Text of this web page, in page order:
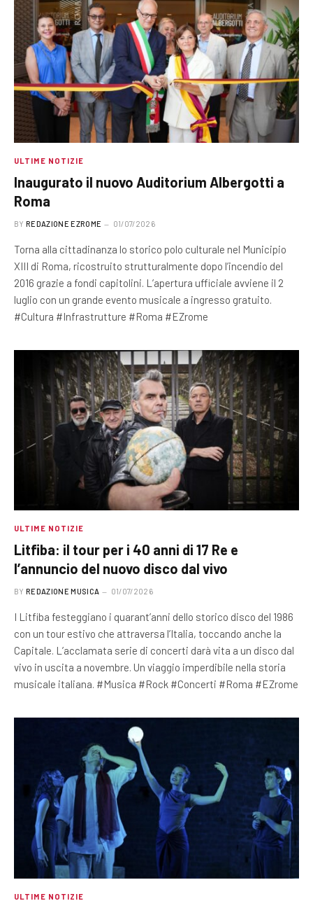
ULTIME NOTIZIE
Inaugurato il nuovo Auditorium Albergotti a
Roma
BY REDAZIONE EZROME 01/07/2026
Torna alla cittadinanza lo storico polo culturale nel Municipio
XIII di Roma, ricostruito strutturalmente dopo l’incendio del
2016 grazie a fondi capitolini. L’apertura ufficiale avviene il 2
luglio con un grande evento musicale a ingresso gratuito.
#Cultura #Infrastrutture #Roma #EZrome
ULTIME NOTIZIE
Litfiba: il tour per i 40 anni di 17 Re e
l’annuncio del nuovo disco dal vivo
BY REDAZIONE MUSICA 01/07/2026
I Litfiba festeggiano i quarant’anni dello storico disco del 1986
con un tour estivo che attraversa l’Italia, toccando anche la
Capitale. L’acclamata serie di concerti darà vita a un disco dal
vivo in uscita a novembre. Un viaggio imperdibile nella storia
musicale italiana. #Musica #Rock #Concerti #Roma #EZrome
ULTIME NOTIZIE